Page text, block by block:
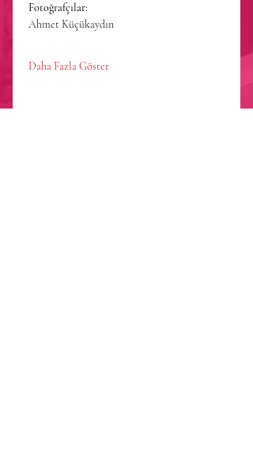
Fotoğrafçılar:
Ahmet Küçükaydın
Daha Fazla Göster